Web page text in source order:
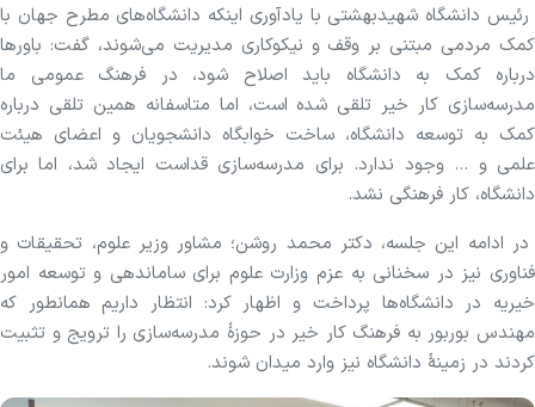
رئیس دانشگاه شهیدبهشتی با یادآوری اینکه دانشگاه‌های مطرح جهان با
کمک مردمی مبتنی بر وقف و نیکوکاری مدیریت می‌شوند، گفت: باور‌ها
درباره کمک به دانشگاه باید اصلاح شود، در فرهنگ عمومی ما
مدرسه‌سازی کار خیر تلقی شده است، اما متاسفانه همین تلقی درباره
کمک به توسعه دانشگاه، ساخت خوابگاه دانشجویان و اعضای هیئت
علمی و ... وجود ندارد. برای مدرسه‌سازی قداست ایجاد شد، اما برای
دانشگاه، کار فرهنگی نشد.
در ادامه این جلسه، دکتر محمد روشن؛ مشاور وزیر علوم، تحقیقات و
فناوری نیز در سخنانی به عزم وزارت علوم برای ساماندهی و توسعه امور
خیریه در دانشگاه‌ها پرداخت و اظهار کرد: انتظار داریم همانطور که
مهندس بوربور به فرهنگ کار خیر در حوزۀ مدرسه‌سازی را ترویج و تثبیت
کردند در زمینۀ دانشگاه نیز وارد میدان شوند.